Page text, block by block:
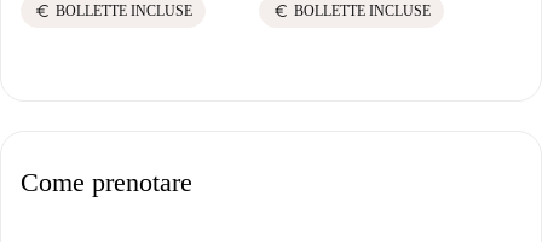
euro BOLLETTE INCLUSE euro BOLLETTE INCLUSE
Come prenotare